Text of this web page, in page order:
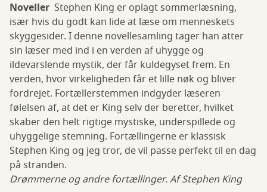
Noveller Stephen King er oplagt sommerlæsning,
især hvis du godt kan lide at læse om menneskets
skyggesider. I denne novellesamling tager han atter
sin læser med ind i en verden af uhygge og
ildevarslende mystik, der får kuldegyset frem. En
verden, hvor virkeligheden får et lille nøk og bliver
fordrejet. Fortællerstemmen indgyder læseren
følelsen af, at det er King selv der beretter, hvilket
skaber den helt rigtige mystiske, underspillede og
uhyggelige stemning. Fortællingerne er klassisk
Stephen King og jeg tror, de vil passe perfekt til en dag
på stranden.
Drømmerne og andre fortællinger. Af Stephen King